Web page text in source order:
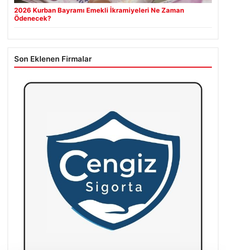
2026 Kurban Bayramı Emekli İkramiyeleri Ne Zaman
Ödenecek?
Son Eklenen Firmalar